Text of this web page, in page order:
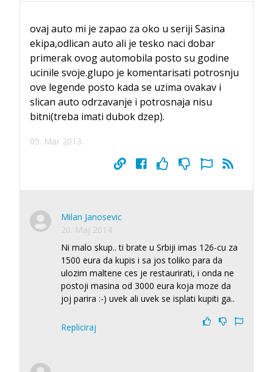
ovaj auto mi je zapao za oko u seriji Sasina
ekipa,odlican auto ali je tesko naci dobar
primerak ovog automobila posto su godine
ucinile svoje.glupo je komentarisati potrosnju
ove legende posto kada se uzima ovakav i
slican auto odrzavanje i potrosnaja nisu
bitni(treba imati dubok dzep).
05. Mar 2013.
Milan Janosevic
20. Maj 2014.
Ni malo skup.. ti brate u Srbiji imas 126-cu za
1500 eura da kupis i sa jos toliko para da
ulozim maltene ces je restaurirati, i onda ne
postoji masina od 3000 eura koja moze da
joj parira :-) uvek ali uvek se isplati kupiti ga..
Repliciraj